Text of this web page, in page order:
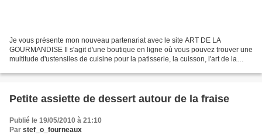
Je vous présente mon nouveau partenariat avec le site ART DE LA
GOURMANDISE Il s'agit d'une boutique en ligne où vous pouvez trouver une
multitude d'ustensiles de cuisine pour la patisserie, la cuisson, l'art de la
Petite assiette de dessert autour de la fraise
Publié le 19/05/2010 à 21:10
Par stef_o_fourneaux